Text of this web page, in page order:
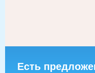
Есть